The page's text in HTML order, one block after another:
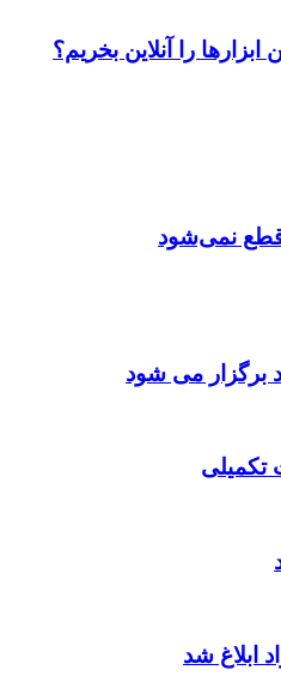
را آنلاین بخریم؟
قطع نمی‌شود
برگزار می شود
تکمیلی
ابلاغ شد